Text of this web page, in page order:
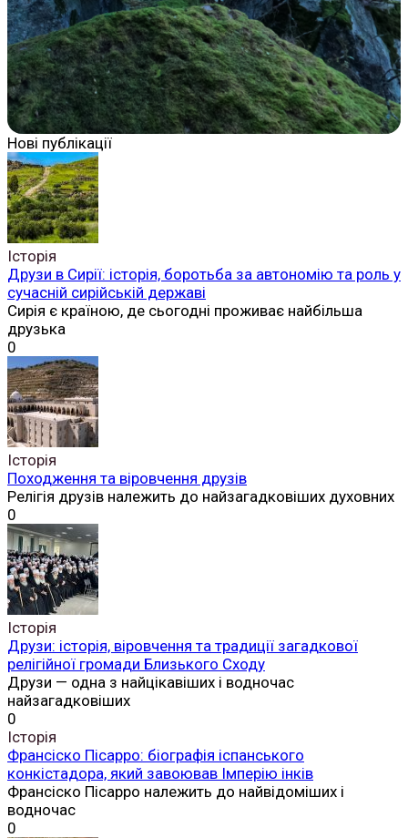
Нові публікації
Історія
Друзи в Сирії: історія, боротьба за автономію та роль у
сучасній сирійській державі
Сирія є країною, де сьогодні проживає найбільша
друзька
0
Історія
Походження та віровчення друзів
Релігія друзів належить до найзагадковіших духовних
0
Історія
Друзи: історія, віровчення та традиції загадкової
релігійної громади Близького Сходу
Друзи — одна з найцікавіших і водночас
найзагадковіших
0
Історія
Франсіско Пісарро: біографія іспанського
конкістадора, який завоював Імперію інків
Франсіско Пісарро належить до найвідоміших і
водночас
0